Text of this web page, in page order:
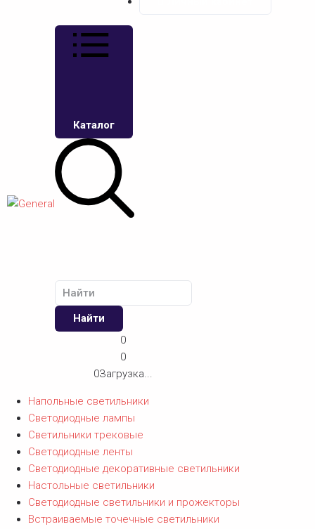
Каталог
Найти
0
0
0Загрузка...
Напольные светильники
Светодиодные лампы
Светильники трековые
Светодиодные ленты
Светодиодные декоративные светильники
Настольные светильники
Светодиодные светильники и прожекторы
Встраиваемые точечные светильники